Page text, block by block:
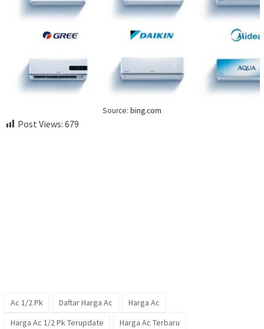
Source: bing.com
Post Views: 679
Ac 1/2 Pk Daftar Harga Ac
Harga Ac
Harga Ac 1/2 Pk Terupdate
Harga Ac Terbaru